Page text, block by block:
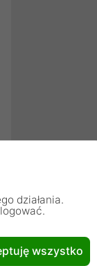
działania.
wszystko